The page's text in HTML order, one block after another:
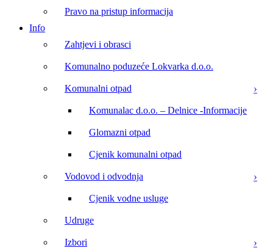
Pravo na pristup informacija
Info
Zahtjevi i obrasci
Komunalno poduzeće Lokvarka d.o.o.
Komunalni otpad
Komunalac d.o.o. – Delnice -Informacije
Glomazni otpad
Cjenik komunalni otpad
Vodovod i odvodnja
Cjenik vodne usluge
Udruge
Izbori